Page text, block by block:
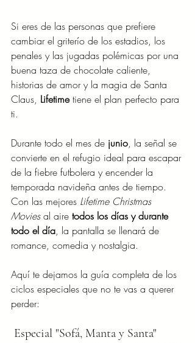
Si eres de las personas que prefiere
cambiar el griterío de los estadios, los
penales y las jugadas polémicas por una
buena taza de chocolate caliente,
historias de amor y la magia de Santa
Claus, Lifetime tiene el plan perfecto para
ti.
Durante todo el mes de junio, la señal se
convierte en el refugio ideal para escapar
de la fiebre futbolera y encender la
temporada navideña antes de tiempo.
Con las mejores Lifetime Christmas
Movies al aire todos los días y durante
todo el día, la pantalla se llenará de
romance, comedia y nostalgia.
Aquí te dejamos la guía completa de los
ciclos especiales que no te vas a querer
perder:
Especial "Sofá, Manta y Santa"